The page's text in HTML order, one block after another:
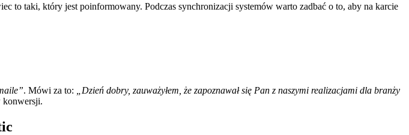
to taki, który jest poinformowany. Podczas synchronizacji systemów warto zadbać o to, aby na karcie
. Mówi za to:
„Dzień dobry, zauważyłem, że zapoznawał się Pan z naszymi realizacjami dla branży
konwersji.